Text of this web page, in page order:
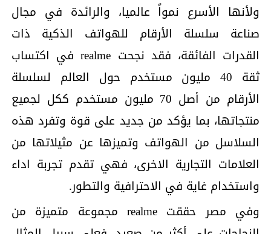
ولأنها الأسرع نمواً عالميا، والرائدة في مجال
صناعة سلسلة الأرقام للهواتف الذكية ذات
القدرات الفائقة، فقد نجحت realme في اكتساب
ثقة 40 مليون مستخدم حول العالم لسلسلة
الأرقام من أصل 70 مليون مستخدم ككل لجميع
منتجاتها، بما يؤكد من جديد على قوة وتفرد هذه
السلاسل من الهواتف وتميزها عن مثيلاتها من
العلامات التجارية الاخرى، فهي تقدم تجربة اداء
واستخدام غاية في الاحترافية والتطور.
وفي مصر حققت realme مجموعة متميزة من